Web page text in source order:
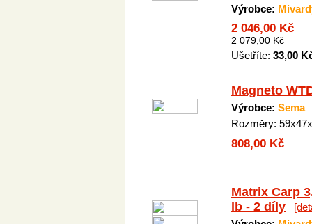
Výrobce:
2 046,00 Kč
2 079,00 Kč
Ušetříte: 33,00
Magneto
Výrobce: Sema
Rozměry:
808,00 Kč
Matrix Carp
lb - 2 díly